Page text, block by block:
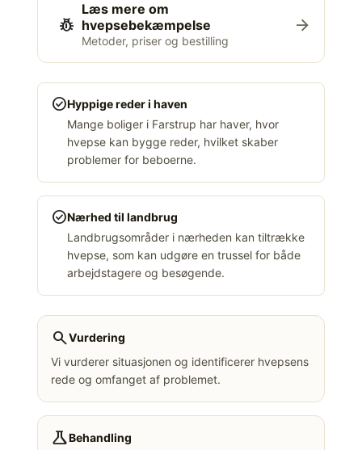
pest_control
Læs mere om
hvepsebekæmpelse
Metoder, priser og bestilling
arrow_forward
check_circleHyppige reder i haven
Mange boliger i Farstrup har haver, hvor
hvepse kan bygge reder, hvilket skaber
problemer for beboerne.
check_circleNærhed til landbrug
Landbrugsområder i nærheden kan tiltrække
hvepse, som kan udgøre en trussel for både
arbejdstagere og besøgende.
searchVurdering
Vi vurderer situasjonen og identificerer hvepsens
rede og omfanget af problemet.
scienceBehandling